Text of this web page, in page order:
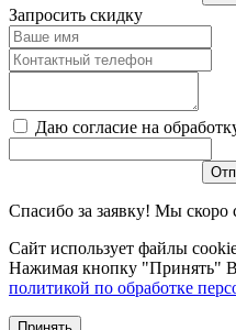
Запросить скидку
Даю согласие на
Спасибо за заявку! Мы скоро
Сайт использует файлы
Нажимая кнопку "Принять"
политикой по обработке